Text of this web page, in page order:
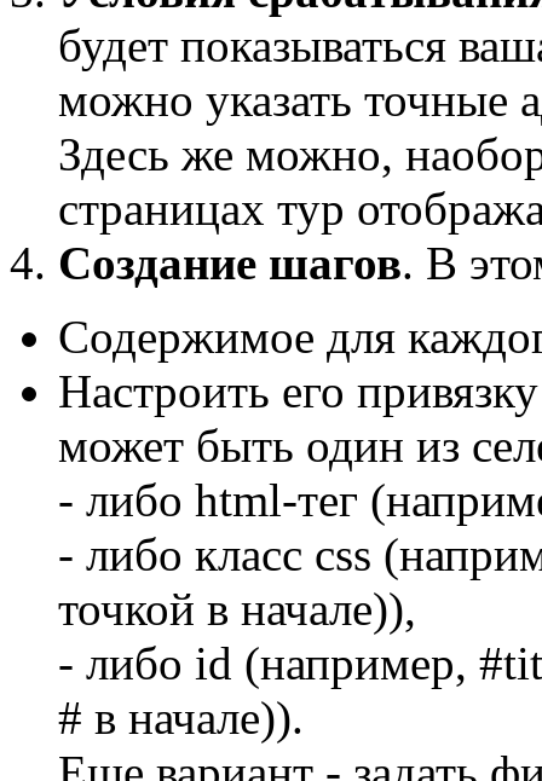
будет показываться
можно указать точные
Здесь же можно,
страницах тур
Создание шагов. В
Содержимое для
Настроить его
может быть один из
- либо html-тег
- либо класс css
точкой в начале)),
- либо id (например,
# в начале)).